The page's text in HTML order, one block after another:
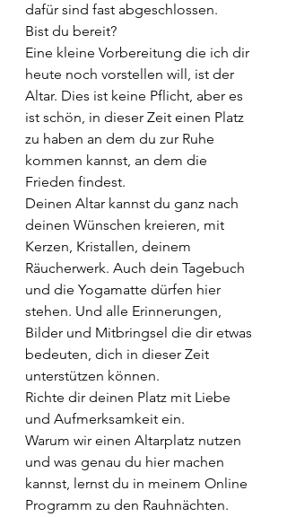
dafür sind fast abgeschlossen.
Bist du bereit?
Eine kleine Vorbereitung die ich dir
heute noch vorstellen will, ist der
Altar. Dies ist keine Pflicht, aber es
ist schön, in dieser Zeit einen Platz
zu haben an dem du zur Ruhe
kommen kannst, an dem die
Frieden findest.
Deinen Altar kannst du ganz nach
deinen Wünschen kreieren, mit
Kerzen, Kristallen, deinem
Räucherwerk. Auch dein Tagebuch
und die Yogamatte dürfen hier
stehen. Und alle Erinnerungen,
Bilder und Mitbringsel die dir etwas
bedeuten, dich in dieser Zeit
unterstützen können.
Richte dir deinen Platz mit Liebe
und Aufmerksamkeit ein.
Warum wir einen Altarplatz nutzen
und was genau du hier machen
kannst, lernst du in meinem Online
Programm zu den Rauhnächten.